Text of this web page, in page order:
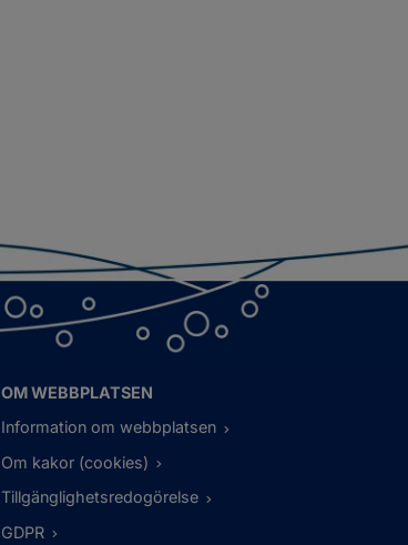
OM WEBBPLATSEN
Information om webbplatsen
Om kakor (cookies)
Tillgänglighetsredogörelse
GDPR